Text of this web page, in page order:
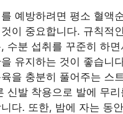
예방하려면 평소 혈액
이 중요합니다. 규칙적
수분 섭취를 꾸준히 하
유지하는 것이 좋습니
을 충분히 풀어주는 스
신발 착용으로 발에 무
다. 또한, 밤에 자는 동